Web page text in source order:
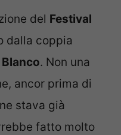
del Festival
dalla coppia
. Non una
ancor prima di
stava già
fatto molto